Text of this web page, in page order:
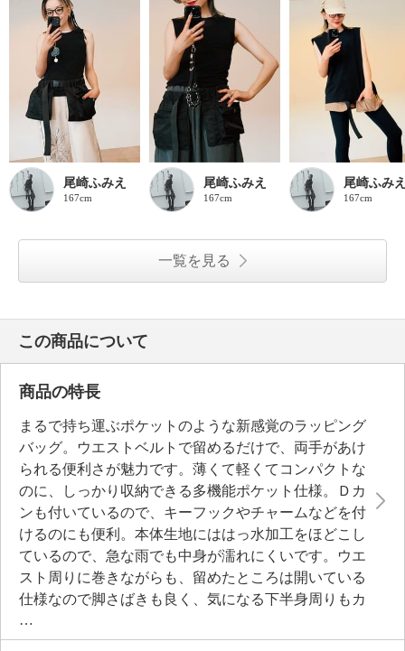
尾崎ふみえ
167cm
尾崎ふみえ
167cm
尾崎ふみ
167cm
一覧を見る
この商品について
商品の特長
まるで持ち運ぶポケットのような新感覚のラッピング
バッグ。ウエストベルトで留めるだけで、両手があけ
られる便利さが魅力です。薄くて軽くてコンパクトな
のに、しっかり収納できる多機能ポケット仕様。Ｄカ
ンも付いているので、キーフックやチャームなどを付
けるのにも便利。本体生地にははっ水加工をほどこし
ているので、急な雨でも中身が濡れにくいです。ウエ
スト周りに巻きながらも、留めたところは開いている
仕様なので脚さばきも良く、気になる下半身周りもカ
バーしながら、トレンドのレイヤードスタイルを楽し
めます。ワンタッチで留められるアジャスター付き差